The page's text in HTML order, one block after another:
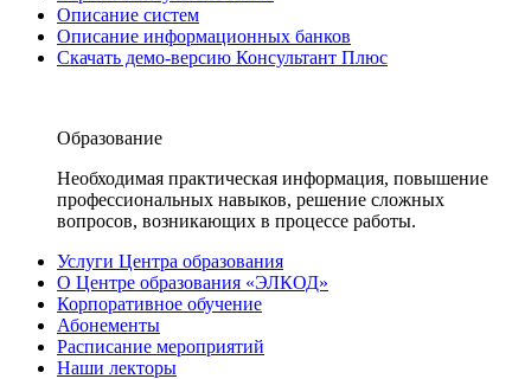
Описание систем
Описание информационных банков
Скачать демо-версию Консультант Плюс
Образование
Необходимая практическая информация, повышение
профессиональных навыков, решение сложных
вопросов, возникающих в процессе работы.
Услуги Центра образования
О Центре образования «ЭЛКОД»
Корпоративное обучение
Абонементы
Расписание мероприятий
Наши лекторы